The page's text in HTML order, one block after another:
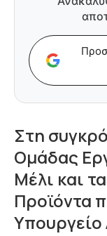
Στη
Ομάδας
Μέλι και
Προϊόντα
Υπουργείο